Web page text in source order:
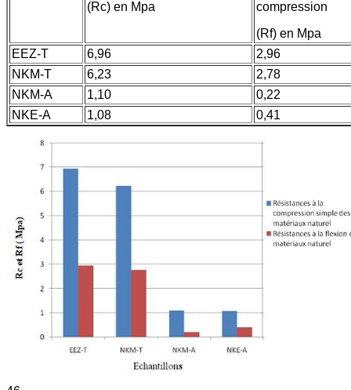
(Rc) en Mpa
compression
(Rf) en Mpa
EEZ-T
6,96
2,96
NKM-T
6,23
2,78
NKM-A
1,10
0,22
NKE-A
1,08 0,41